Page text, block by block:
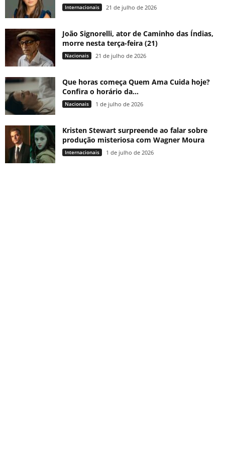
Internacionais 21 de julho de 2026
João Signorelli, ator de Caminho das Índias,
morre nesta terça-feira (21)
Nacionais 21 de julho de 2026
Que horas começa Quem Ama Cuida hoje?
Confira o horário da...
Nacionais 1 de julho de 2026
Kristen Stewart surpreende ao falar sobre
produção misteriosa com Wagner Moura
Internacionais 1 de julho de 2026